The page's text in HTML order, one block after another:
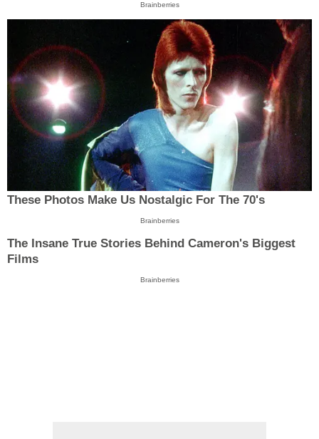
Brainberries
These Photos Make Us Nostalgic For The 70's
Brainberries
The Insane True Stories Behind Cameron's Biggest
Films
Brainberries